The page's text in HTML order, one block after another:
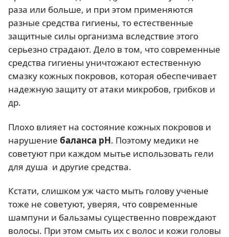
раза или больше, и при этом применяются
разные средства гигиены, то естественные
защитные силы организма вследствие этого
серьезно страдают. Дело в том, что современные
средства гигиены уничтожают естественную
смазку кожных покровов, которая обеспечивает
надежную защиту от атаки микробов, грибков и
др.
Плохо влияет на состояние кожных покровов и
нарушение баланса pH. Поэтому медики не
советуют при каждом мытье использовать гели
для душа и другие средства.
Кстати, слишком уж часто мыть голову ученые
тоже не советуют, уверяя, что современные
шампуни и бальзамы существенно повреждают
волосы. При этом смыть их с волос и кожи головы